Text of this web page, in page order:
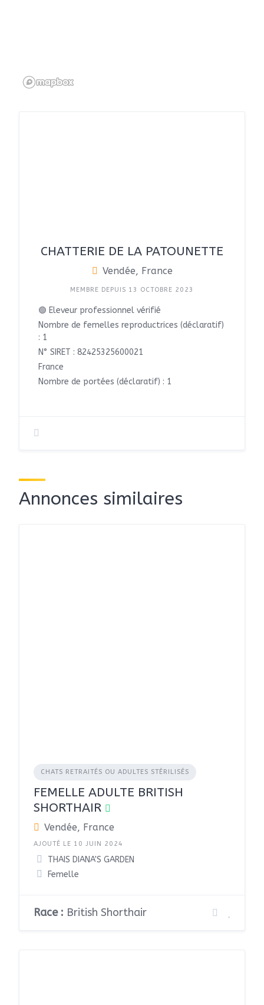
CHATTERIE DE LA PATOUNETTE
Vendée, France
MEMBRE DEPUIS 13 OCTOBRE 2023
🟢 Eleveur professionnel vérifié
Nombre de femelles reproductrices (déclaratif)
: 1
N° SIRET : 82425325600021
France
Nombre de portées (déclaratif) : 1
Annonces similaires
CHATS RETRAITÉS OU ADULTES STÉRILISÉS
FEMELLE ADULTE BRITISH
SHORTHAIR
Vendée, France
AJOUTÉ LE 10 JUIN 2024
THAIS DIANA'S GARDEN
Femelle
Race : British Shorthair